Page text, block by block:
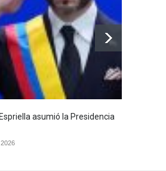
asumió la Presidencia